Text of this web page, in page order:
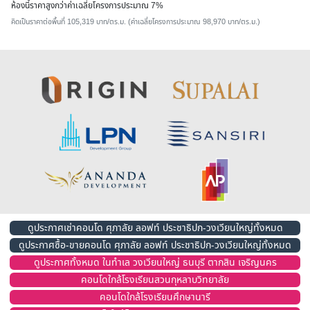
ห้องนี้ราคาสูงกว่าค่าเฉลี่ยโครงการประมาณ 7%
คิดเป็นราคาต่อพื้นที่ 105,319 บาท/ตร.ม. (ค่าเฉลี่ยโครงการประมาณ 98,970 บาท/ตร.ม.)
ดูประกาศเช่าคอนโด ศุภาลัย ลอฟท์ ประชาธิปก-วงเวียนใหญ่ทั้งหมด
ดูประกาศซื้อ-ขายคอนโด ศุภาลัย ลอฟท์ ประชาธิปก-วงเวียนใหญ่ทั้งหมด
ดูประกาศทั้งหมด ในทำเล วงเวียนใหญ่ ธนบุรี ตากสิน เจริญนคร
คอนโดใกล้โรงเรียนสวนกุหลาบวิทยาลัย
คอนโดใกล้โรงเรียนศึกษานารี